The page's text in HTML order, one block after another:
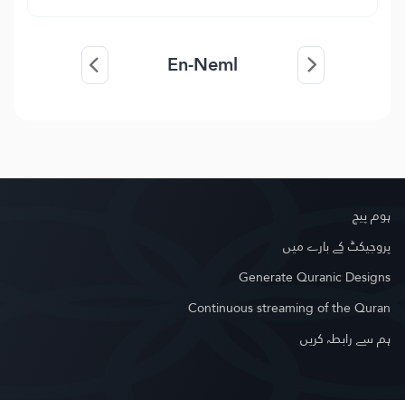
En-Neml
ہوم پیج
پروجیکٹ کے بارے میں
Generate Quranic Designs
Continuous streaming of the Quran
ہم سے رابطہ کریں